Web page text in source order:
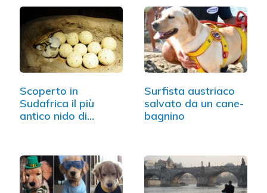
Scoperto in
Sudafrica il più
antico nido di…
Surfista austriaco
salvato da un cane-
bagnino